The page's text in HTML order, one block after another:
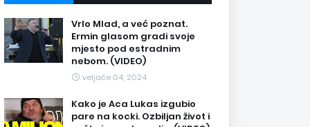
Vrlo Mlad, a već poznat.
Ermin glasom gradi svoje
mjesto pod estradnim
nebom. (VIDEO)
veljače 04, 2024
Kako je Aca Lukas izgubio
pare na kocki. Ozbiljan život i